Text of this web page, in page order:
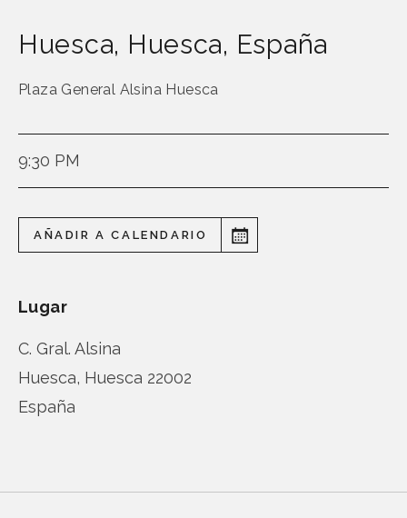
Huesca, Huesca, España
Plaza General Alsina Huesca
9:30 PM
AÑADIR A CALENDARIO
Lugar
C. Gral. Alsina
Huesca, Huesca 22002
España